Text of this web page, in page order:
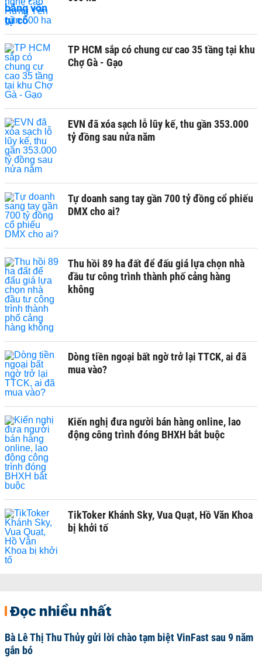
TP HCM sắp có chung cư cao 35 tầng tại khu
Chợ Gà - Gạo
EVN đã xóa sạch lỗ lũy kế, thu gần 353.000
tỷ đồng sau nửa năm
Tự doanh sang tay gần 700 tỷ đồng cổ phiếu
DMX cho ai?
Thu hồi 89 ha đất để đấu giá lựa chọn nhà
đầu tư công trình thành phố cảng hàng
không
Dòng tiền ngoại bất ngờ trở lại TTCK, ai đã
mua vào?
Kiến nghị đưa người bán hàng online, lao
động công trình đóng BHXH bắt buộc
TikToker Khánh Sky, Vua Quạt, Hồ Văn Khoa
bị khởi tố
Đọc nhiều nhất
Bà Lê Thị Thu Thủy gửi lời chào tạm biệt VinFast sau 9 năm
gắn bó